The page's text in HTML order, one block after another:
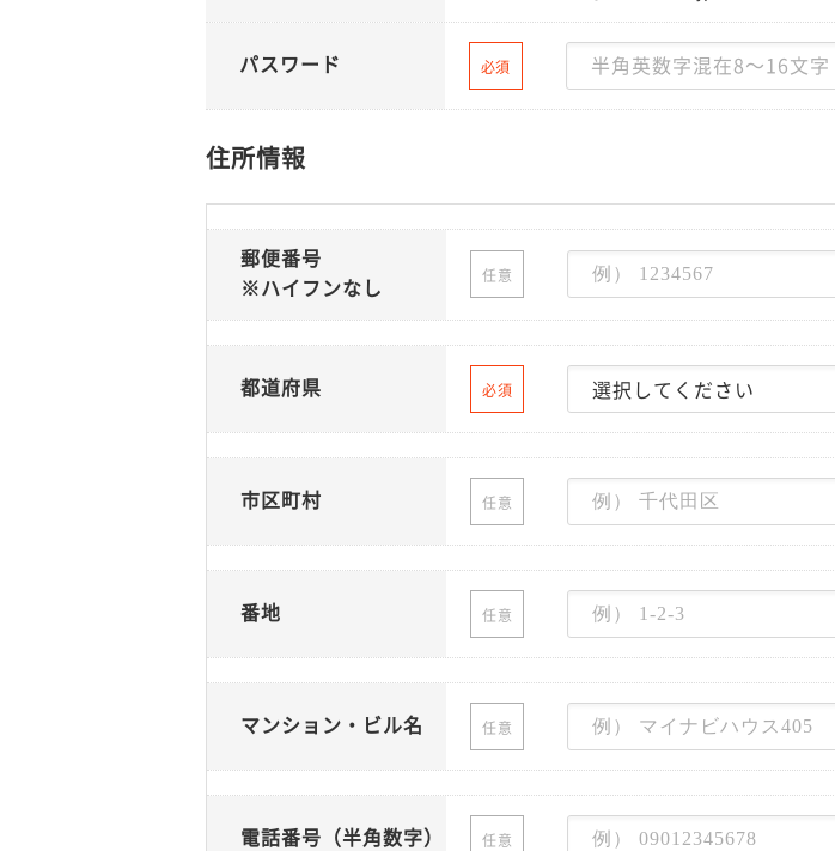
パスワード 必須
住所情報
郵便番号
※ハイフンなし
任意
都道府県 必須
市区町村 任意
番地 任意
マンション・ビル名 任意
電話番号（半角数字） 任意